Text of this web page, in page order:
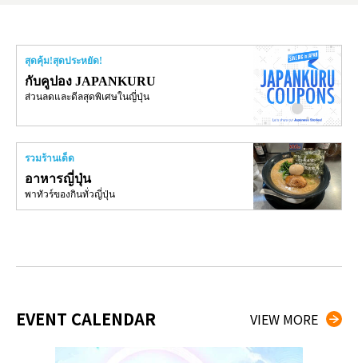
สุดคุ้ม!สุดประหยัด!
กับคูปอง JAPANKURU
ส่วนลดและดีลสุดพิเศษในญี่ปุ่น
รวมร้านเด็ด
อาหารญี่ปุ่น
พาทัวร์ของกินทั่วญี่ปุ่น
EVENT CALENDAR VIEW MORE